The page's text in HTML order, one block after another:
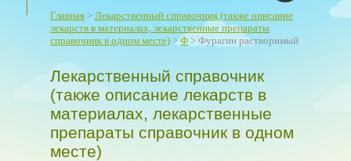
Главная > Лекарственный справочник (также описание
лекарств в материалах, лекарственные препараты
справочник в одном месте) >Ф > Фурагин растворимый
Лекарственный справочник
(также описание лекарств в
материалах, лекарственные
препараты справочник в одном
месте)